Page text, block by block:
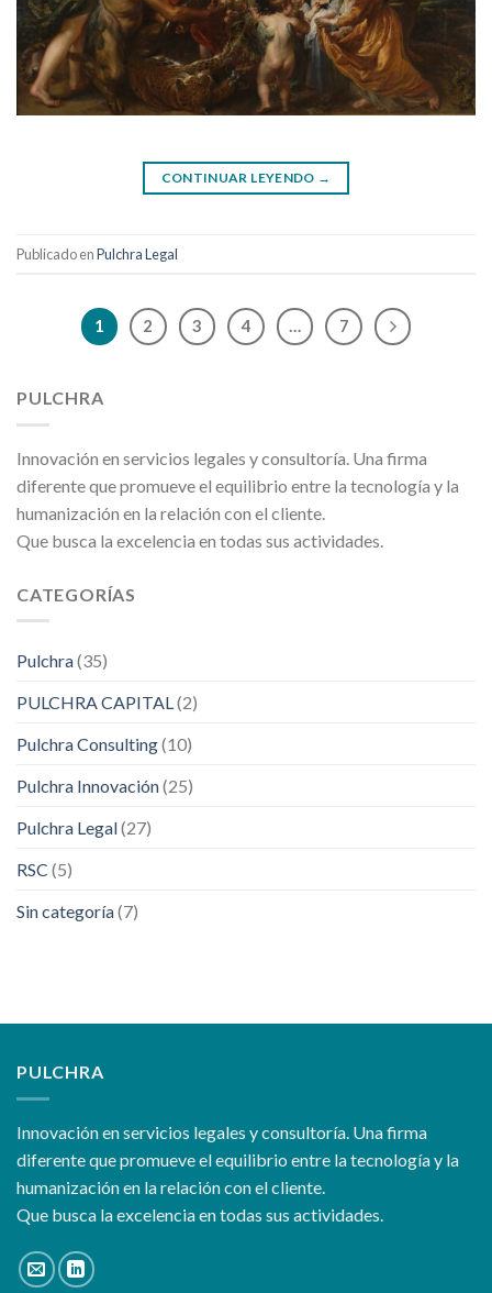
CONTINUAR LEYENDO →
Publicado enPulchra Legal
1 2 3 4 … 7
PULCHRA
Innovación en servicios legales y consultoría. Una firma
diferente que promueve el equilibrio entre la tecnología y la
humanización en la relación con el cliente.
Que busca la excelencia en todas sus actividades.
CATEGORÍAS
Pulchra(35)
PULCHRA CAPITAL(2)
Pulchra Consulting(10)
Pulchra Innovación(25)
Pulchra Legal(27)
RSC (5)
Sin categoría(7)
PULCHRA
Innovación en servicios legales y consultoría. Una firma
diferente que promueve el equilibrio entre la tecnología y la
humanización en la relación con el cliente.
Que busca la excelencia en todas sus actividades.